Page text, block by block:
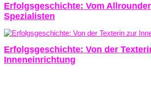
Erfolgsgeschichte: Vom
Spezialisten
Erfolgsgeschichte: Von der
Inneneinrichtung